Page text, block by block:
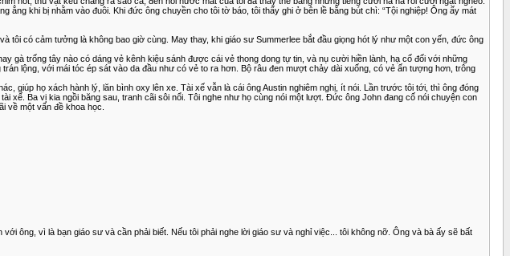
khi bị nhằm vào đuôi. Khi đức ông chuyền cho tôi tờ báo, tôi thấy ghi ở bên lề bằng bút chì: “Tội nghiệp! Ông ấy mát
có cảm tưởng là không bao giờ cùng. May thay, khi giáo sư Summerlee bắt đầu giọng hót lý như một con yến, đức ông
gà trống tây nào có dáng vẻ kênh kiệu sánh được cái vẻ thong dong tự tin, và nụ cười hiền lành, hạ cố đối với những
lộng, với mái tóc ép sát vào da đầu như có vẻ to ra hơn. Bộ râu đen mượt chảy dài xuống, có vẻ ấn tượng hơn, trông
giúp họ xách hành lý, lăn bình oxy lên xe. Tài xế vẫn là cái ông Austin nghiêm nghị, ít nói. Lần trước tôi tới, thì ông đóng
xế. Ba vị kia ngồi băng sau, tranh cãi sôi nổi. Tôi nghe như họ cùng nói một lượt. Đức ông John đang cố nói chuyện con
về một vấn đề khoa học.
ông, vì là bạn giáo sư và cần phải biết. Nếu tôi phải nghe lời giáo sư và nghỉ việc... tôi không nỡ. Ông và bà ấy sẽ bất